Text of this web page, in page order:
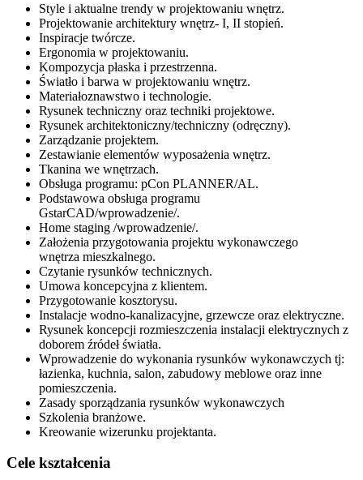
Style i aktualne trendy w projektowaniu wnętrz.
Projektowanie architektury wnętrz- I, II stopień.
Inspiracje twórcze.
Ergonomia w projektowaniu.
Kompozycja płaska i przestrzenna.
Światło i barwa w projektowaniu wnętrz.
Materiałoznawstwo i technologie.
Rysunek techniczny oraz techniki projektowe.
Rysunek architektoniczny/techniczny (odręczny).
Zarządzanie projektem.
Zestawianie elementów wyposażenia wnętrz.
Tkanina we wnętrzach.
Obsługa programu: pCon PLANNER/AL.
Podstawowa obsługa programu
GstarCAD/wprowadzenie/.
Home staging /wprowadzenie/.
Założenia przygotowania projektu wykonawczego
wnętrza mieszkalnego.
Czytanie rysunków technicznych.
Umowa koncepcyjna z klientem.
Przygotowanie kosztorysu.
Instalacje wodno-kanalizacyjne, grzewcze oraz elektryczne.
Rysunek koncepcji rozmieszczenia instalacji elektrycznych z
doborem źródeł światła.
Wprowadzenie do wykonania rysunków wykonawczych tj:
łazienka, kuchnia, salon, zabudowy meblowe oraz inne
pomieszczenia.
Zasady sporządzania rysunków wykonawczych
Szkolenia branżowe.
Kreowanie wizerunku projektanta.
Cele kształcenia